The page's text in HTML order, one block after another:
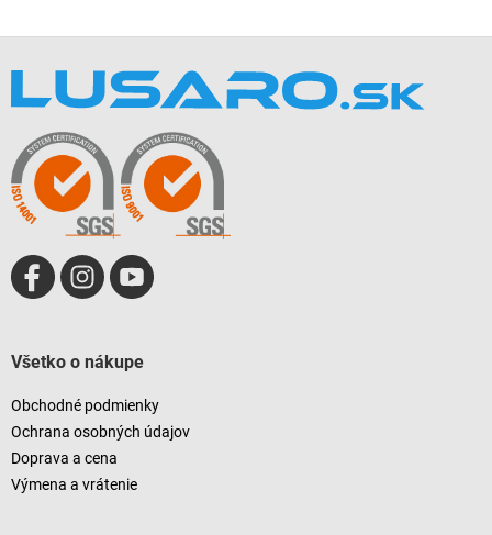
Všetko o nákupe
Obchodné podmienky
Ochrana osobných údajov
Doprava a cena
Výmena a vrátenie